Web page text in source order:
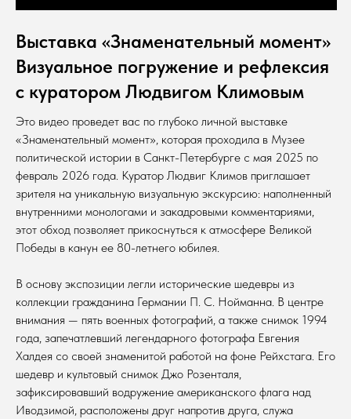
Выставка «Знаменательный момент»
Визуальное погружение и рефлексия
с куратором Людвигом Климовым
Это видео проведет вас по глубоко личной выставке
«Знаменательный момент», которая проходила в Музее
политической истории в Санкт-Петербурге с мая 2025 по
февраль 2026 года. Куратор Людвиг Климов приглашает
зрителя на уникальную визуальную экскурсию: наполненный
внутренними монологами и закадровыми комментариями,
этот обход позволяет прикоснуться к атмосфере Великой
Победы в канун ее 80-летнего юбилея.
В основу экспозиции легли исторические шедевры из
коллекции гражданина Германии П. C. Нойманна. В центре
внимания — пять военных фотографий, а также снимок 1994
года, запечатлевший легендарного фотографа Евгения
Халдея со своей знаменитой работой на фоне Рейхстага. Его
шедевр и культовый снимок Джо Розенталя,
зафиксировавший водружение американского флага над
Иводзимой, расположены друг напротив друга, служа